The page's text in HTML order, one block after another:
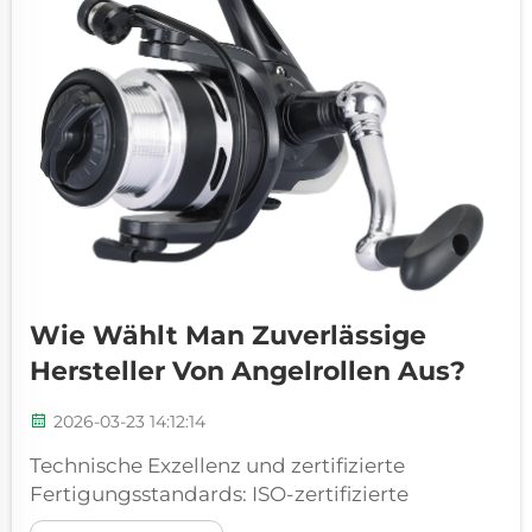
Wie Wählt Man Zuverlässige
Hersteller Von Angelrollen Aus?
2026-03-23 14:12:14
Technische Exzellenz und zertifizierte
Fertigungsstandards: ISO-zertifizierte
Produktion und